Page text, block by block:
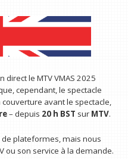
le MTV VMAS 2025
cependant, le spectacle
avant le spectacle,
– depuis 20 h BST sur MTV.
plateformes, mais nous
ou son service à la demande.